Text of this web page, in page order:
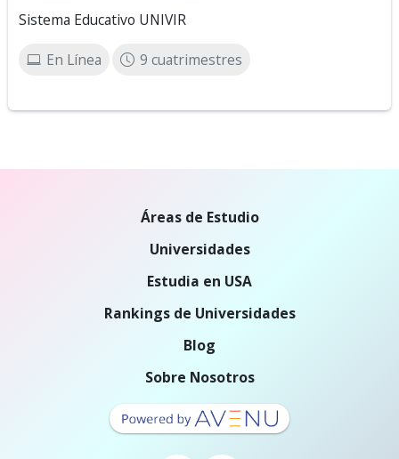
Sistema Educativo UNIVIR
En Línea 9 cuatrimestres
Áreas de Estudio
Universidades
Estudia en USA
Rankings de Universidades
Blog
Sobre Nosotros